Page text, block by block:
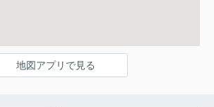
地図アプリで見る